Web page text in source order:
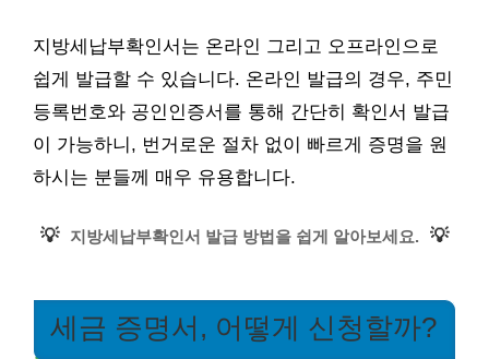
지방세납부확인서는 온라인 그리고 오프라인으로
쉽게 발급할 수 있습니다. 온라인 발급의 경우, 주민
등록번호와 공인인증서를 통해 간단히 확인서 발급
이 가능하니, 번거로운 절차 없이 빠르게 증명을 원
하시는 분들께 매우 유용합니다.
💡 지방세납부확인서 발급 방법을 쉽게 알아보세요. 💡
세금 증명서, 어떻게 신청할까?